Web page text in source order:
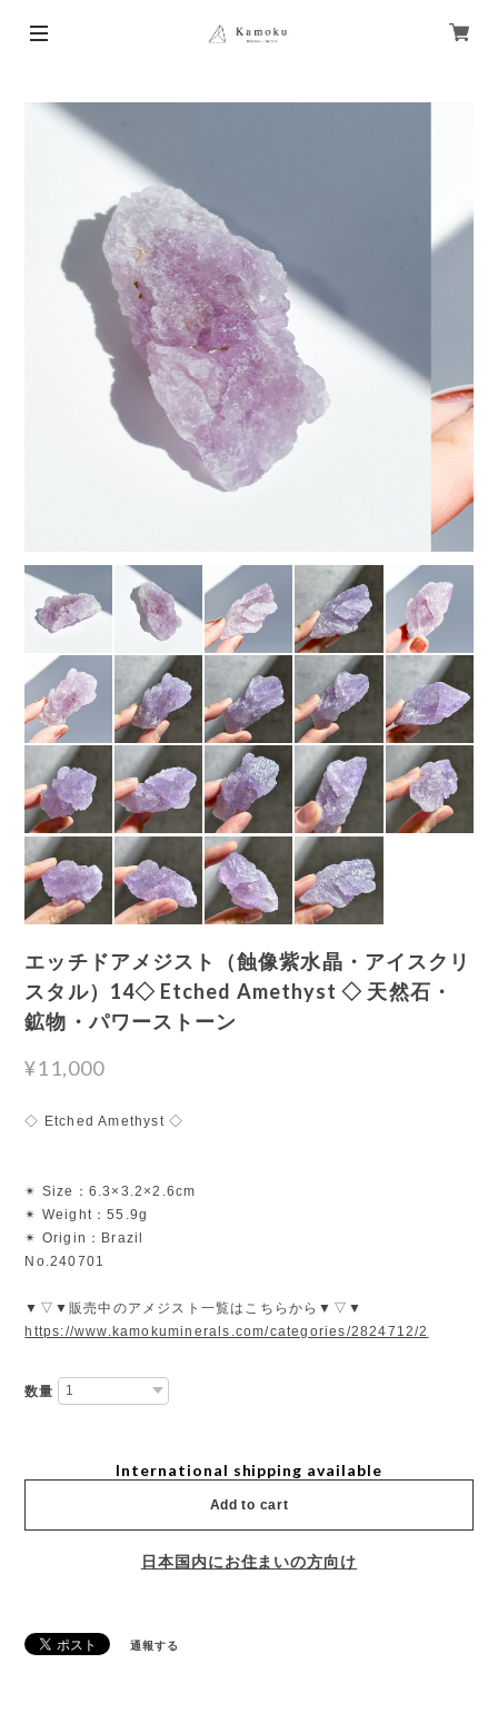
エッチドアメジスト（蝕像紫水晶・アイスクリ
スタル）14◇ Etched Amethyst ◇ 天然石・
鉱物・パワーストーン
¥11,000
◇ Etched Amethyst ◇
✴︎ Size：6.3×3.2×2.6cm
✴︎ Weight：55.9g
✴︎ Origin：Brazil
No.240701
▼▽▼販売中のアメジスト一覧はこちらから▼▽▼
https://www.kamokuminerals.com/categories/2824712/2
数量
International shipping available
Add to cart
日本国内にお住まいの方向け
通報する